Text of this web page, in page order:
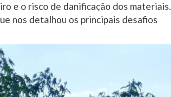
e o risco de danificação dos materiais.
nos detalhou os principais desafios